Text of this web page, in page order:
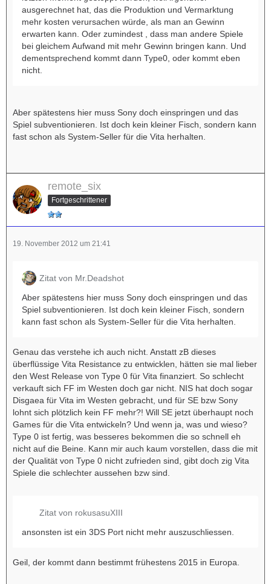
ausgerechnet hat, das die Produktion und Vermarktung
mehr kosten verursachen würde, als man an Gewinn
erwarten kann. Oder zumindest , dass man andere Spiele
bei gleichem Aufwand mit mehr Gewinn bringen kann. Und
dementsprechend kommt dann Type0, oder kommt eben
nicht.
Aber spätestens hier muss Sony doch einspringen und das
Spiel subventionieren. Ist doch kein kleiner Fisch, sondern kann
fast schon als System-Seller für die Vita herhalten.
remote_six
Fortgeschrittener
19. November 2012 um 21:41
Zitat von Mr.Deadshot
Aber spätestens hier muss Sony doch einspringen und das
Spiel subventionieren. Ist doch kein kleiner Fisch, sondern
kann fast schon als System-Seller für die Vita herhalten.
Genau das verstehe ich auch nicht. Anstatt zB dieses
überflüssige Vita Resistance zu entwicklen, hätten sie mal lieber
den West Release von Type 0 für Vita finanziert. So schlecht
verkauft sich FF im Westen doch gar nicht. NIS hat doch sogar
Disgaea für Vita im Westen gebracht, und für SE bzw Sony
lohnt sich plötzlich kein FF mehr?! Will SE jetzt überhaupt noch
Games für die Vita entwickeln? Und wenn ja, was und wieso?
Type 0 ist fertig, was besseres bekommen die so schnell eh
nicht auf die Beine. Kann mir auch kaum vorstellen, dass die mit
der Qualität von Type 0 nicht zufrieden sind, gibt doch zig Vita
Spiele die schlechter aussehen bzw sind.
Zitat von rokusasuXIII
ansonsten ist ein 3DS Port nicht mehr auszuschliessen.
Geil, der kommt dann bestimmt frühestens 2015 in Europa.